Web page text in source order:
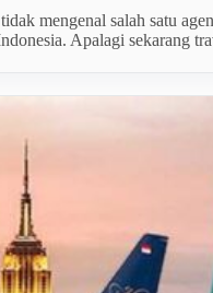
mengenal salah satu
Apalagi sekarang